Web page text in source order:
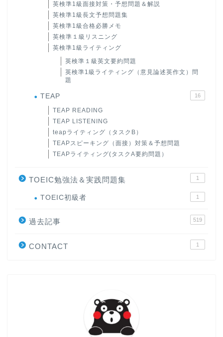
英検準1級面接対策・予想問題＆解説
英検準1級長文予想問題集
英検準1級合格必勝メモ
英検準１級リスニング
英検準1級ライティング
英検準１級英文要約問題
英検準1級ライティング（意見論述英作文）問
題
TEAP 16
TEAP READING
TEAP LISTENING
teapライティング（タスクB）
TEAPスピーキング（面接）対策＆予想問題
TEAPライティング(タスクA要約問題）
TOEIC勉強法＆実践問題集 1
TOEIC初級者 1
過去記事 519
CONTACT 1
大学入試英語対策講座
英語名言・格言・カッコい